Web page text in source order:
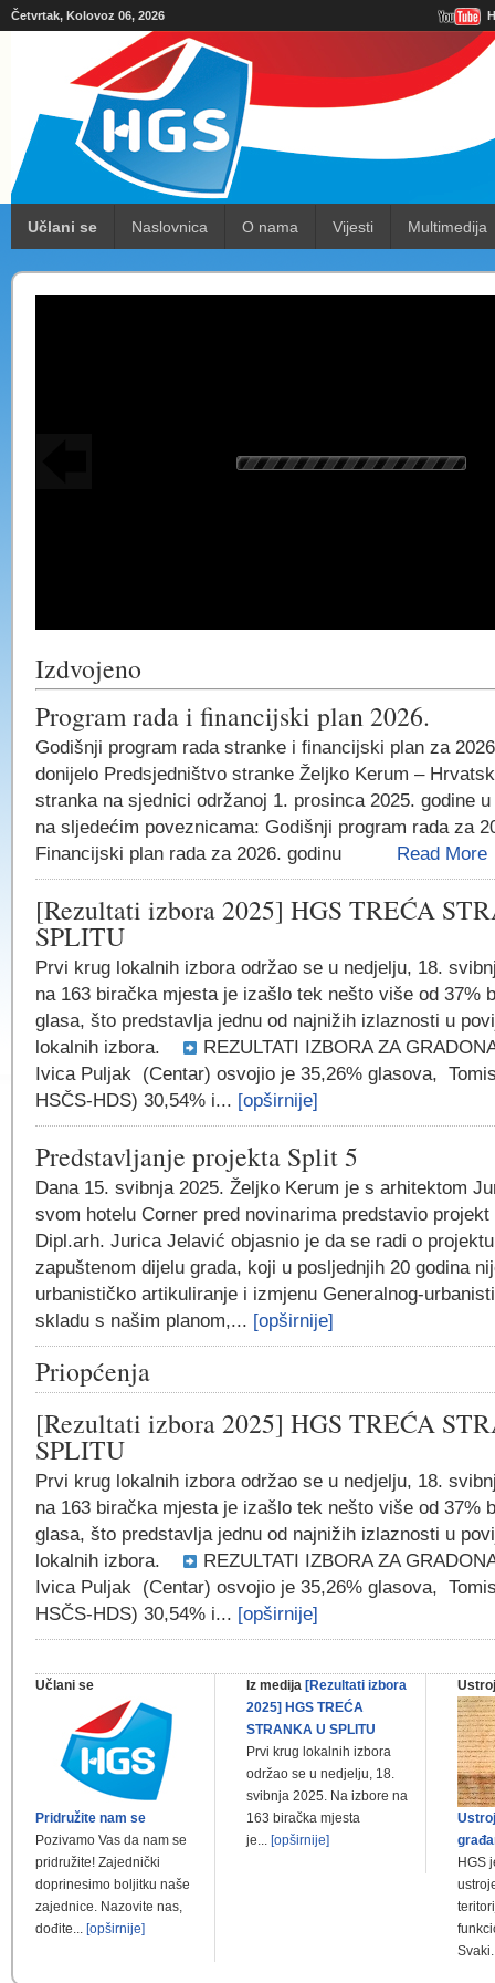
Četvrtak, Kolovoz 06, 2026
Učlani se Naslovnica O nama Vijesti Multimedija
Izdvojeno
Program rada i financijski plan 2026.
Godišnji program rada stranke i financijski plan za
donijelo Predsjedništvo stranke Željko Kerum –
stranka na sjednici održanoj 1. prosinca 2025. godine
na sljedećim poveznicama: Godišnji program rada za
Financijski plan rada za 2026. godinu Read
[Rezultati izbora 2025] HGS TREĆA
SPLITU
Prvi krug lokalnih izbora održao se u nedjelju, 18.
na 163 biračka mjesta je izašlo tek nešto više od 37%
glasa, što predstavlja jednu od najnižih izlaznosti u
lokalnih izbora.
REZULTATI IZBORA ZA
Ivica Puljak (Centar) osvojio je 35,26% glasova,
HSČS-HDS) 30,54% i... [opširnije]
Predstavljanje projekta Split 5
Dana 15. svibnja 2025. Željko Kerum je s arhitektom
svom hotelu Corner pred novinarima predstavio projekt
Dipl.arh. Jurica Jelavić objasnio je da se radi o
zapuštenom dijelu grada, koji u posljednjih 20 godina
urbanističko artikuliranje i izmjenu Generalnog-
skladu s našim planom,... [opširnije]
Priopćenja
[Rezultati izbora 2025] HGS TREĆA
SPLITU
Prvi krug lokalnih izbora održao se u nedjelju, 18.
na 163 biračka mjesta je izašlo tek nešto više od 37%
glasa, što predstavlja jednu od najnižih izlaznosti u
lokalnih izbora.
REZULTATI IZBORA ZA
Ivica Puljak (Centar) osvojio je 35,26% glasova,
HSČS-HDS) 30,54% i... [opširnije]
Učlani se
Pridružite nam se
Pozivamo Vas da nam se
pridružite! Zajednički
doprinesimo boljitku naše
zajednice. Nazovite nas,
dođite... [opširnije]
Iz medija [Rezultati izbora
2025] HGS TREĆA
STRANKA U SPLITU
Prvi krug lokalnih izbora
održao se u nedjelju, 18.
svibnja 2025. Na izbore na
163 biračka mjesta
je... [opširnije]
Ustroj
HGS